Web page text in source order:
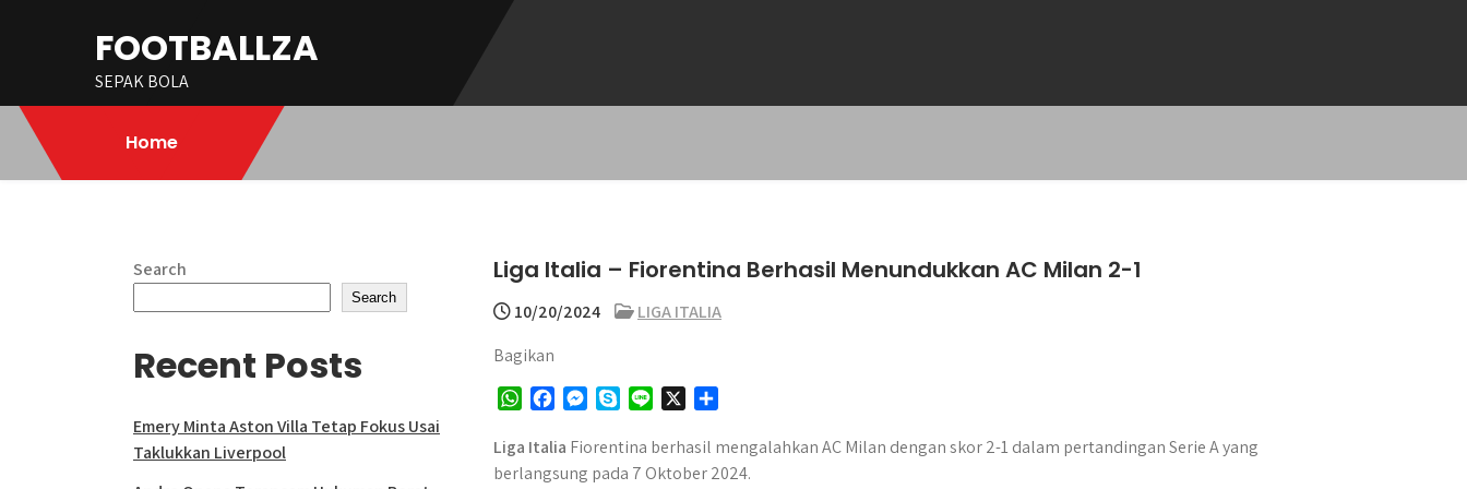
FOOTBALLZA
SEPAK BOLA
Home
Liga Italia – Fiorentina Berhasil Menundukkan AC Milan 2-1
10/20/2024
LIGA ITALIA
Bagikan
W
a
t
c
e
M
s
s
y
p
n
e
a
r
Liga Italia Fiorentina berhasil mengalahkan AC Milan dengan skor 2-1 dalam pertandingan Serie A yang
berlangsung pada 7 Oktober 2024.
Search
Search
Recent Posts
Emery Minta Aston Villa Tetap Fokus Usai
Taklukkan Liverpool